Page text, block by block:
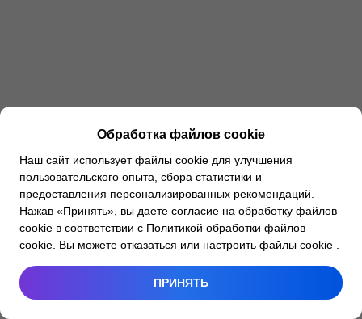
Обработка файлов cookie
Наш сайт использует файлы cookie для улучшения
пользовательского опыта, сбора статистики и
предоставления персонализированных рекомендаций.
Нажав «Принять», вы даете согласие на обработку файлов
cookie в соответствии с Политикой обработки файлов
cookie . Вы можете отказаться или настроить файлы cookie
ПРИНЯТЬ